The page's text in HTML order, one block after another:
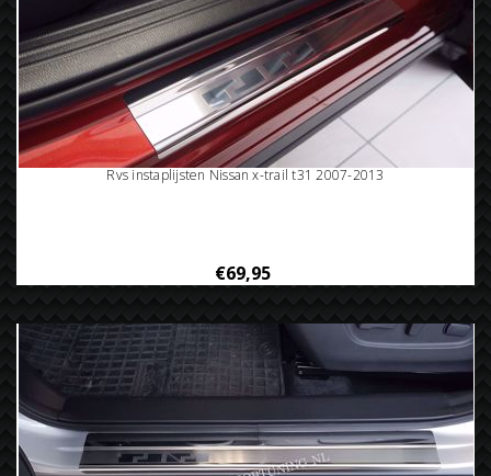
Rvs instaplijsten Nissan x-trail t31 2007-2013
€69,95